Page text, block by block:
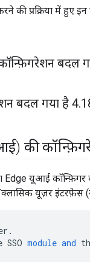
की प्रक्रिया में हुए
बदल
बदल गया है 4.
की
Edge यूआई
क्लासिक यूज़र
.
SSO module and